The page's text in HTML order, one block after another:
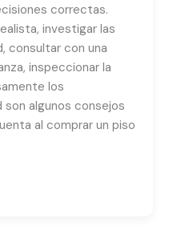
correctas.
investigar las
consultar con una
inspeccionar la
los
algunos consejos
al comprar un piso